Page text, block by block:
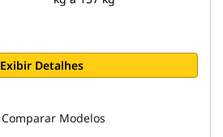
Exibir Detalhes
Comparar Modelos